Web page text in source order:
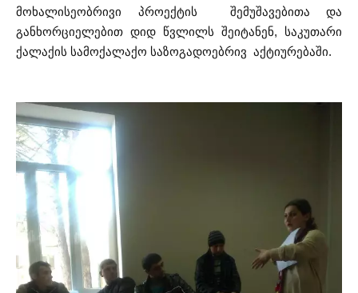
მოხალისეობრივი პროექტის შემუშავებითა და
განხორციელებით დიდ წვლილს შეიტანენ, საკუთარი
ქალაქის სამოქალაქო საზოგადოებრივ აქტიურებაში.